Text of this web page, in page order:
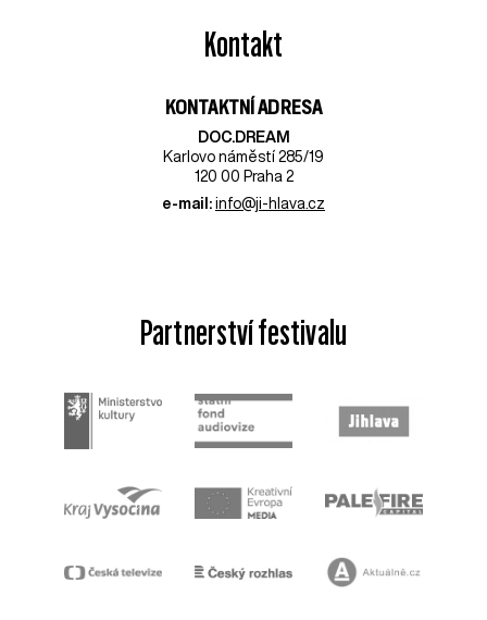
Kontakt
KONTAKTNÍ ADRESA
DOC.DREAM​
Karlovo náměstí 285/19
120 00 Praha 2
e-mail: info@ji-hlava.cz
Partnerství festivalu